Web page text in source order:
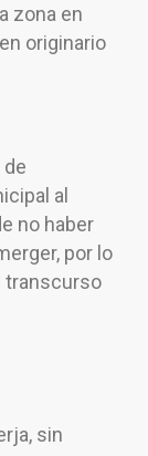
zona en
originario
de
al
no haber
por lo
transcurso
sin